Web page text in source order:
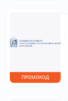
ПРОМОКОД